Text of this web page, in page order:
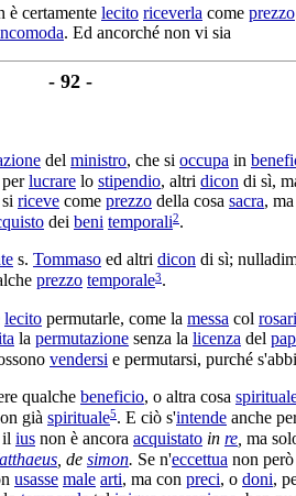
è certamente lecito riceverla come prezzo
. Ed ancorché non vi sia
- 92 -
del ministro, che si occupa in
perlucrare lo stipendio, altri dicon di sì,
riceve come prezzo della cosa sacra,
dei beni temporali2.
s. Tommaso ed altri dicon di sì;
prezzo temporale3.
lecito permutarle, come la messa col
la permutazione senza la licenza del
vendersi e permutarsi, purché
qualche beneficio, o altra cosa
già spirituale5. E ciò s'intende anche
il ius non è ancora acquistato in re, ma
, de simon. Se n'eccettua non
usasse male arti, ma con preci, o doni,